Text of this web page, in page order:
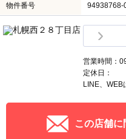
物件番号 94938768-
営業時間：
定休日：
LINE、WEB
この店舗に